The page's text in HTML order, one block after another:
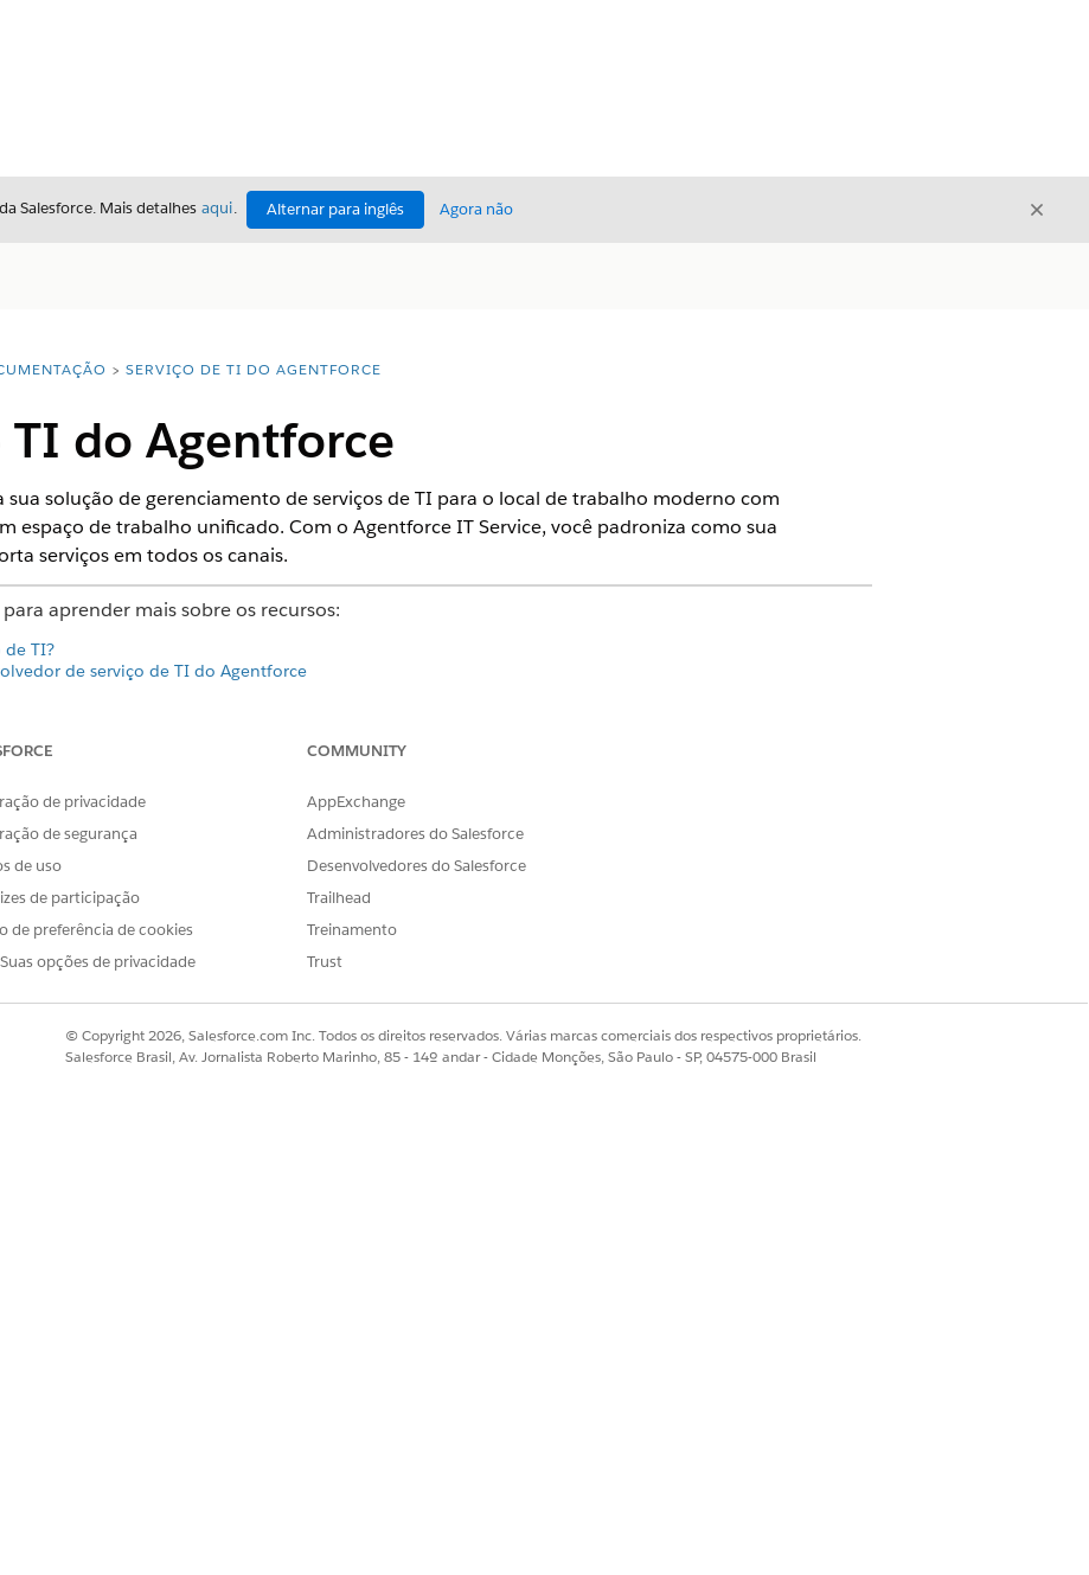
Salesforce. Mais detalhes aqui. Alternar para inglês Agora não Fechar
SERVIÇO DE TI DO AGENTFORCE
TI do Agentforce
sua solução de gerenciamento de serviços de TI para o local de trabalho moderno com
espaço de trabalho unificado. Com o Agentforce IT Service, você padroniza como sua
serviços em todos os canais.
aprender mais sobre os recursos:
de TI?
de serviço de TI do Agentforce
incidente
de problemas
de Mudanças
para funcionários de TI
Omni-Channel para serviços de TI
para registros de TI
de TI
serviços de TI
criar e testar suas habilidades.
Agentforce: Análise rápida
de privacidade
de segurança
de uso
de participação
de preferência de cookies
Suas opções de privacidade
COMMUNITY
AppExchange
Administradores do Salesforce
Desenvolvedores do Salesforce
Trailhead
Treinamento
Trust
© Copyright 2026, Salesforce.com Inc. Todos os direitos reservados. Várias marcas comerciais dos respectivos proprietários.
Salesforce Brasil, Av. Jornalista Roberto Marinho, 85 - 14º andar - Cidade Monções, São Paulo - SP, 04575-000 Brasil